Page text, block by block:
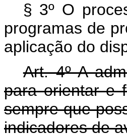
§ 3º O
programas de
aplicação do
Art. 4º A
para orientar e
sempre que
indicadores de